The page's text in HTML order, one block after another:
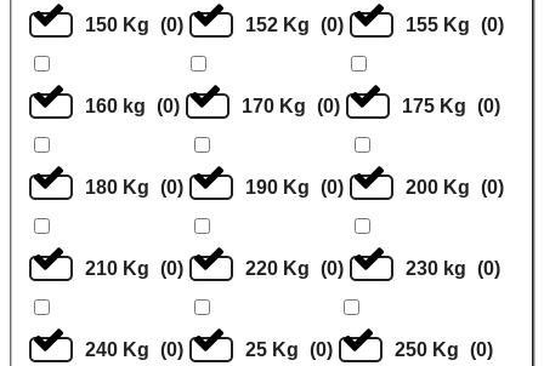
150 Kg (0) 152 Kg (0) 155 Kg (0)
160 kg (0) 170 Kg (0) 175 Kg (0)
180 Kg (0) 190 Kg (0) 200 Kg (0)
210 Kg (0) 220 Kg (0) 230 kg (0)
240 Kg (0) 25 Kg (0) 250 Kg (0)